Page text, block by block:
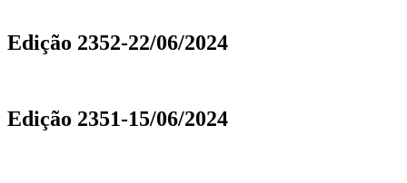
Edição 2352-22/06/2024
Edição 2351-15/06/2024